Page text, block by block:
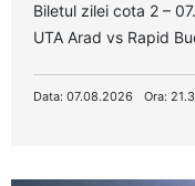
Biletul zilei cota 2 –
UTA Arad vs Rapid
Data: 07.08.2026 Ora: